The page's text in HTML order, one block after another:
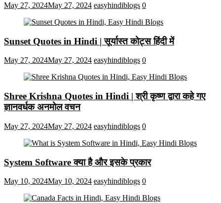
May 27, 2024May 27, 2024 easyhindiblogs 0
Sunset Quotes in Hindi | सूर्यास्त कोट्स हिंदी में
May 27, 2024May 27, 2024 easyhindiblogs 0
Shree Krishna Quotes in Hindi | श्री कृष्ण द्वारा कहे गए
ज्ञानवर्धक अनमोल वचन
May 27, 2024May 27, 2024 easyhindiblogs 0
System Software क्या है और इसके प्रकार
May 10, 2024May 10, 2024 easyhindiblogs 0